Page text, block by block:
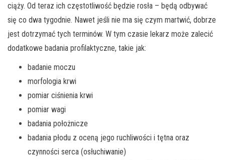
ciąży. Od teraz ich częstotliwość będzie rosła – będą odbywać
się co dwa tygodnie. Nawet jeśli nie ma się czym martwić, dobrze
jest dotrzymać tych terminów. W tym czasie lekarz może zalecić
dodatkowe badania profilaktyczne, takie jak:
badanie moczu
morfologia krwi
pomiar ciśnienia krwi
pomiar wagi
badania położnicze
badania płodu z oceną jego ruchliwości i tętna oraz
czynności serca (osłuchiwanie)